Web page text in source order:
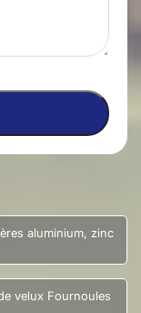
aluminium, zinc
velux Fournoules